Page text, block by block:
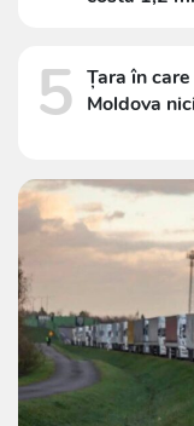
5 Țara în
Moldova